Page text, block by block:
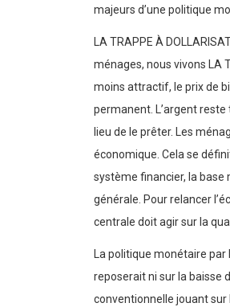
majeurs d’une politique
LA TRAPPE À
ménages, nous vivons LA
moins attractif, le prix de
permanent. L’argent
lieu de le prêter. Les
économique. Cela se
système financier, la base
générale. Pour relancer
centrale doit agir sur la
La politique monétaire
reposerait ni sur la baisse
conventionnelle jouant